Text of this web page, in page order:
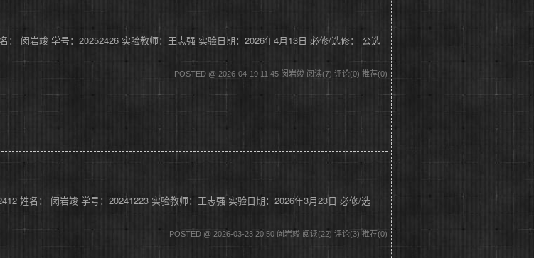
闵岩竣 学号：20252426 实验教师：王志强 实验日期：2026年4月13日 必修/选修： 公选
POSTED @ 2026-04-19 11:45 闵岩竣 阅读(7) 评论(0) 推荐(0)
姓名： 闵岩竣 学号：20241223 实验教师：王志强 实验日期：2026年3月23日 必修/选
POSTED @ 2026-03-23 20:50 闵岩竣 阅读(22) 评论(3) 推荐(0)